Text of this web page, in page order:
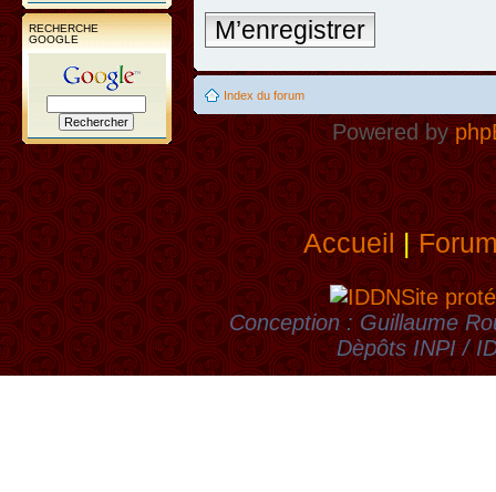
RECHERCHE
GOOGLE
M’enregistrer
Index du forum
Powered by
Accueil|
Site
Conception : Guillaume
Dèpôts INPI /